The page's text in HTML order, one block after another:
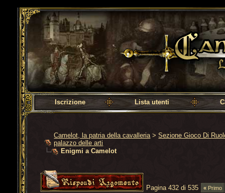
Camelot, la patria della cavalleria
Iscrizione Lista utenti
Camelot, la patria della cavalleria >Sezione Gioco Di
palazzo delle arti
Enigmi a Camelot
Pagina 432 di 535 « Primo